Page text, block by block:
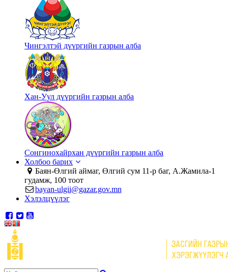
Чингэлтэй дүүргийн газрын алба
Хан-Уул дүүргийн газрын алба
Сонгинохайрхан дүүргийн газрын алба
Холбоо барих
Баян-Өлгий аймаг, Өлгий сум 11-р баг, А.Жамила-1
гудамж, 100 тоот
bayan-ulgii@gazar.gov.mn
Хэлэлцүүлэг